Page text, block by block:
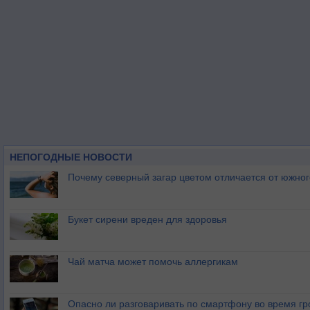
НЕПОГОДНЫЕ НОВОСТИ
Почему северный загар цветом отличается от
Букет сирени вреден для здоровья
Чай матча может помочь аллергикам
Опасно ли разговаривать по смартфону во время